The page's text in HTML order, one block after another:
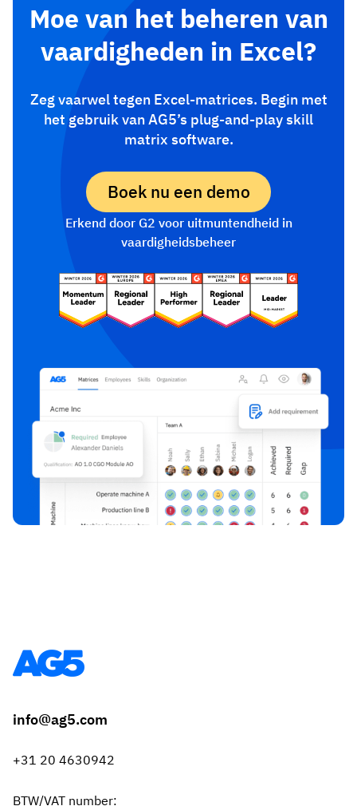
Moe van het beheren van
vaardigheden in Excel?
Zeg vaarwel tegen Excel-matrices. Begin met
het gebruik van AG5’s plug-and-play skill
matrix software.
Boek nu een demo
Erkend door G2 voor uitmuntendheid in
vaardigheidsbeheer
info@ag5.com
+31 20 4630942
BTW/VAT number: